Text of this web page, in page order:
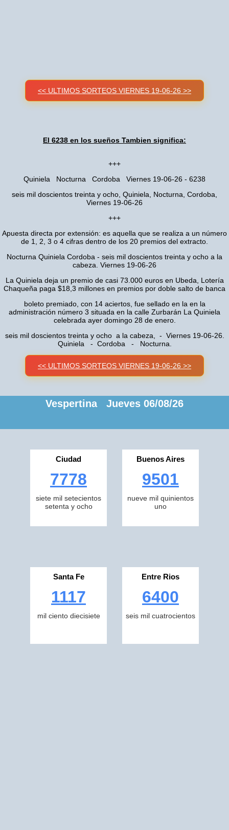
<< ULTIMOS SORTEOS VIERNES 19-06-26 >>
El 6238 en los sueños Tambien significa:
+++
Quiniela Nocturna Cordoba Viernes 19-06-26 - 6238
seis mil doscientos treinta y ocho, Quiniela, Nocturna, Cordoba,
Viernes 19-06-26
+++
Apuesta directa por extensión: es aquella que se realiza a un número
de 1, 2, 3 o 4 cifras dentro de los 20 premios del extracto.
Nocturna Quiniela Cordoba - seis mil doscientos treinta y ocho a la
cabeza. Viernes 19-06-26
La Quiniela deja un premio de casi 73.000 euros en Ubeda, Lotería
Chaqueña paga $18,3 millones en premios por doble salto de banca
boleto premiado, con 14 aciertos, fue sellado en la en la
administración número 3 situada en la calle Zurbarán La Quiniela
celebrada ayer domingo 28 de enero.
seis mil doscientos treinta y ocho a la cabeza, - Viernes 19-06-26.
Quiniela - Cordoba - Nocturna.
<< ULTIMOS SORTEOS VIERNES 19-06-26 >>
Vespertina Jueves 06/08/26
Ciudad
7778
siete mil setecientos
setenta y ocho
Buenos Aires
9501
nueve mil quinientos
uno
Santa Fe
1117
mil ciento diecisiete
Entre Rios
6400
seis mil cuatrocientos